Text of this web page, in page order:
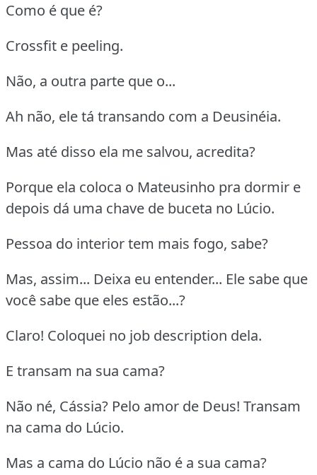
Como é que é?
Crossfit e peeling.
Não, a outra parte que o...
Ah não, ele tá transando com a Deusinéia.
Mas até disso ela me salvou, acredita?
Porque ela coloca o Mateusinho pra dormir e
depois dá uma chave de buceta no Lúcio.
Pessoa do interior tem mais fogo, sabe?
Mas, assim... Deixa eu entender... Ele sabe que
você sabe que eles estão...?
Claro! Coloquei no job description dela.
E transam na sua cama?
Não né, Cássia? Pelo amor de Deus! Transam
na cama do Lúcio.
Mas a cama do Lúcio não é a sua cama?